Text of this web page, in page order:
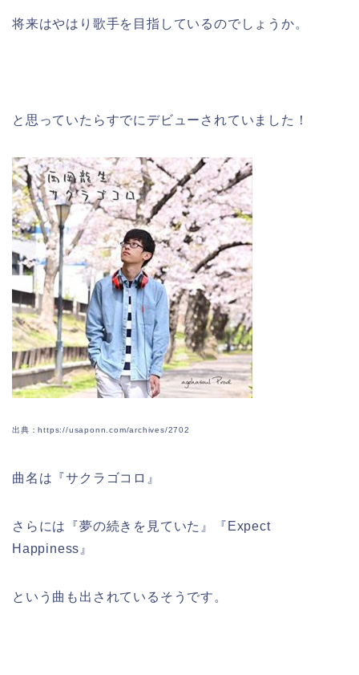
将来はやはり歌手を目指しているのでしょうか。
と思っていたらすでにデビューされていました！
出典：https://usaponn.com/archives/2702
曲名は『サクラゴコロ』
さらには『夢の続きを見ていた』『Expect
Happiness』
という曲も出されているそうです。